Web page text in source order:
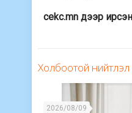
cekc.mn дээр
Холбоотой нийтлэл
2026/08/09